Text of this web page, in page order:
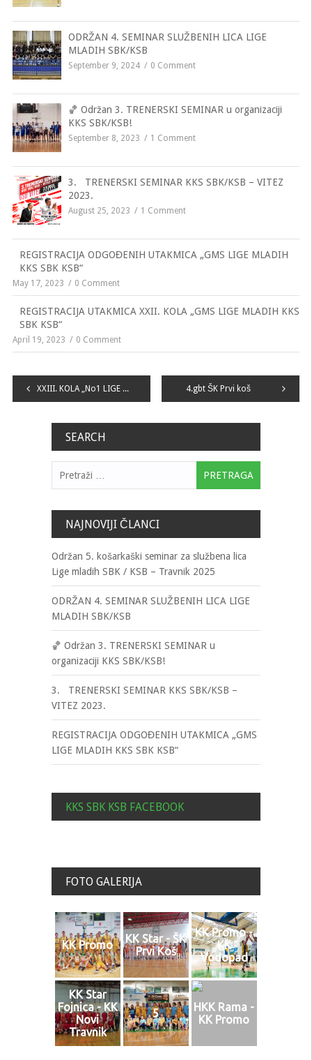
ODRŽAN 4. SEMINAR SLUŽBENIH LICA LIGE
MLADIH SBK/KSB
September 9, 2024 0 Comment
🏀 Održan 3. TRENERSKI SEMINAR u organizaciji
KKS SBK/KSB!
September 8, 2023 1 Comment
3. TRENERSKI SEMINAR KKS SBK/KSB – VITEZ
2023.
August 25, 2023 1 Comment
REGISTRACIJA ODGOĐENIH UTAKMICA „GMS LIGE MLADIH
KKS SBK KSB“
May 17, 2023 0 Comment
REGISTRACIJA UTAKMICA XXII. KOLA „GMS LIGE MLADIH KKS
SBK KSB“
April 19, 2023 0 Comment
Navigacija
XXIII. KOLA „No1 LIGE MLADIH KKS SBK KSB 4.gbt ŠK Prvi koš
SEARCH
NAJNOVIJI ČLANCI
Održan 5. košarkaški seminar za službena lica
Lige mladih SBK / KSB – Travnik 2025
ODRŽAN 4. SEMINAR SLUŽBENIH LICA LIGE
MLADIH SBK/KSB
🏀 Održan 3. TRENERSKI SEMINAR u
organizaciji KKS SBK/KSB!
3. TRENERSKI SEMINAR KKS SBK/KSB –
VITEZ 2023.
REGISTRACIJA ODGOĐENIH UTAKMICA „GMS
LIGE MLADIH KKS SBK KSB“
KKS SBK KSB FACEBOOK
FOTO GALERIJA
KK Promo
KK Star - ŠK
Prvi Koš
KK Promo -
KK
Vodopad
KK Star
Fojnica - KK
Novi
Travnik
5
HKK Rama -
KK Promo